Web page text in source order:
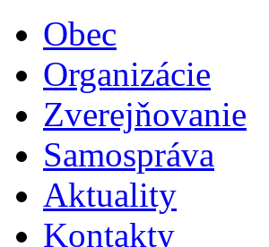
Obec
Organizácie
Zverejňovanie
Samospráva
Aktuality
Kontakty